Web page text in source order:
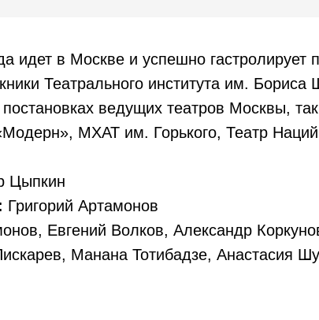
идет в Москве и успешно гастролирует
Театрального института им.
ведущих театров Москвы,
МХАТ им. Горького, Театр
Цыпкин
Григорий Артамонов
Евгений Волков, Александр
Манана Тотибадзе, Анастасия